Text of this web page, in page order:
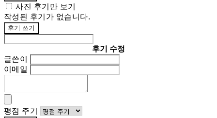
사진 후기만 보기
작성된 후기가 없습니다.
후기 쓰기
후기 수정
글쓴이
이메일
평점 주기